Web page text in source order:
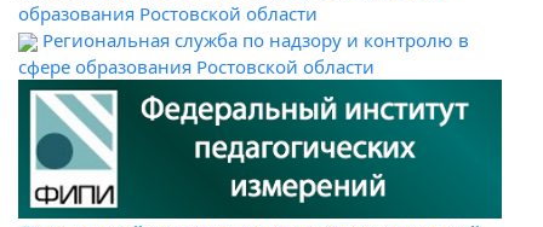
образования Ростовской области
Региональная служба по надзору и контролю в
сфере образования Ростовской области